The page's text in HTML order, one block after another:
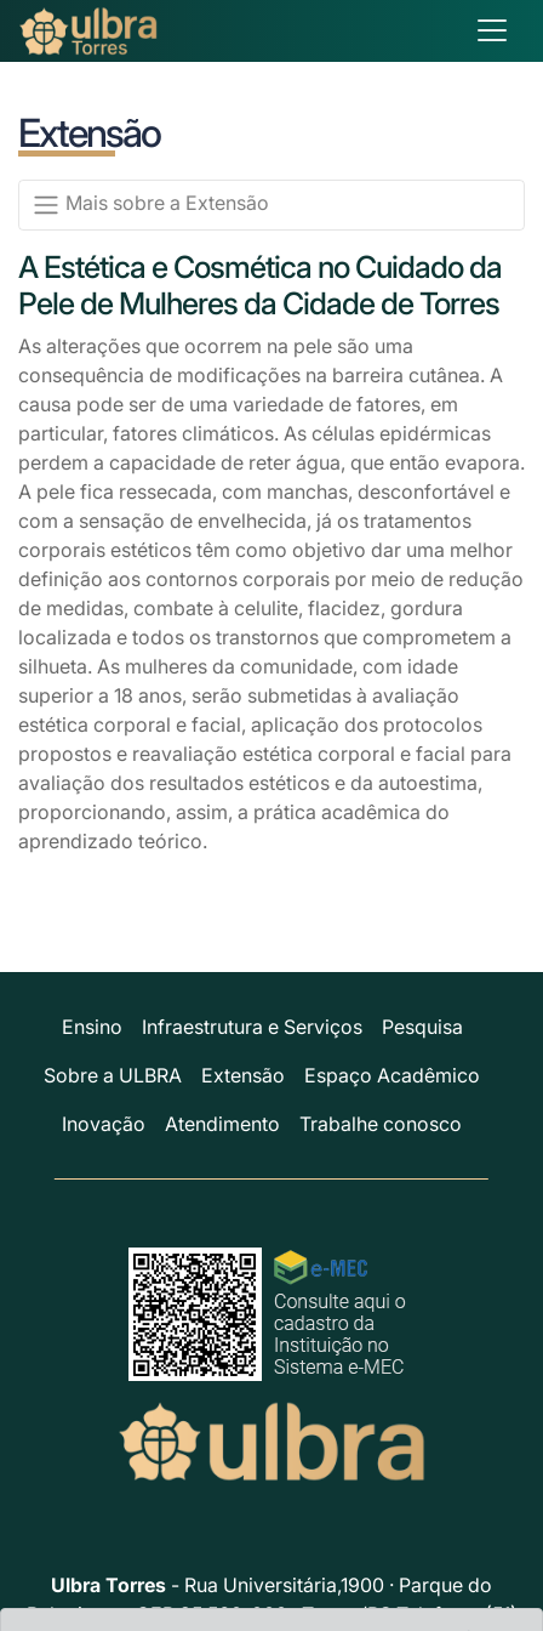
Extensão
Mais sobre a Extensão
A Estética e Cosmética no Cuidado da
Pele de Mulheres da Cidade de Torres
As alterações que ocorrem na pele são uma
consequência de modificações na barreira cutânea. A
causa pode ser de uma variedade de fatores, em
particular, fatores climáticos. As células epidérmicas
perdem a capacidade de reter água, que então evapora.
A pele fica ressecada, com manchas, desconfortável e
com a sensação de envelhecida, já os tratamentos
corporais estéticos têm como objetivo dar uma melhor
definição aos contornos corporais por meio de redução
de medidas, combate à celulite, flacidez, gordura
localizada e todos os transtornos que comprometem a
silhueta. As mulheres da comunidade, com idade
superior a 18 anos, serão submetidas à avaliação
estética corporal e facial, aplicação dos protocolos
propostos e reavaliação estética corporal e facial para
avaliação dos resultados estéticos e da autoestima,
proporcionando, assim, a prática acadêmica do
aprendizado teórico.
Ensino Infraestrutura e Serviços
Pesquisa
Sobre a ULBRA
Extensão
Espaço Acadêmico
Inovação
Atendimento Trabalhe conosco
Ulbra Torres - Rua Universitária,1900 · Parque do
Balonismo · CEP 95.560-000 · Torres/RS Telefone: (51)